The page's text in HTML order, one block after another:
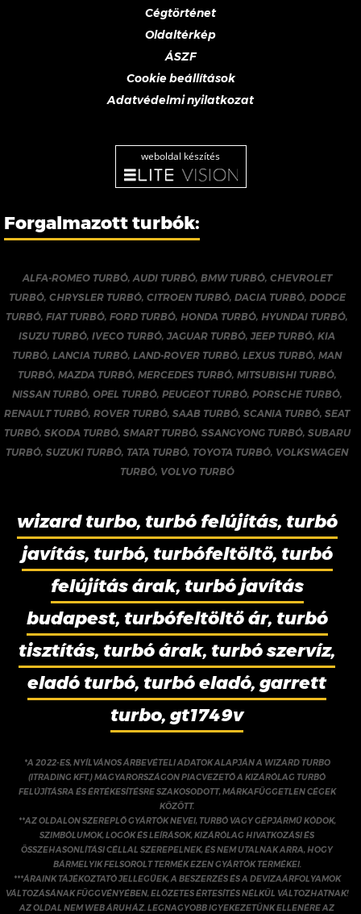
Cégtörténet
Oldaltérkép
ÁSZF
Cookie beállítások
Adatvédelmi nyilatkozat
weboldal készítés
Forgalmazott turbók:
ALFA-ROMEO TURBÓ,AUDI TURBÓ, BMW TURBÓ, CHEVROLET
TURBÓ, CHRYSLER TURBÓ, CITROEN TURBÓ, DACIA TURBÓ, DODGE
TURBÓ,FIAT TURBÓ,FORD TURBÓ, HONDA TURBÓ, HYUNDAI TURBÓ,
ISUZU TURBÓ,IVECO TURBÓ,JAGUAR TURBÓ,JEEP TURBÓ,KIA
TURBÓ,LANCIA TURBÓ,LAND-ROVER TURBÓ,LEXUS TURBÓ,MAN
TURBÓ, MAZDA TURBÓ, MERCEDES TURBÓ, MITSUBISHI TURBÓ,
NISSAN TURBÓ, OPEL TURBÓ, PEUGEOT TURBÓ, PORSCHE TURBÓ,
RENAULT TURBÓ,ROVER TURBÓ,SAAB TURBÓ,SCANIA TURBÓ,SEAT
TURBÓ, SKODA TURBÓ, SMART TURBÓ, SSANGYONG TURBÓ, SUBARU
TURBÓ,SUZUKI TURBÓ, TATA TURBÓ, TOYOTA TURBÓ, VOLKSWAGEN
TURBÓ, VOLVO TURBÓ
wizard turbo, turbó felújítás, turbó
javítás, turbó, turbófeltöltő, turbó
felújítás árak, turbó javítás
budapest, turbófeltöltő ár, turbó
tisztítás, turbó árak, turbó szervíz,
eladó turbó, turbó eladó, garrett
turbo, gt1749v
*A 2022-ES, NYÍLVÁNOS ÁRBEVÉTELI ADATOK ALAPJÁN A WIZARD TURBO
(ITRADING KFT.) MAGYARORSZÁGON PIACVEZETŐ A KIZÁRÓLAG TURBÓ
FELÚJÍTÁSRA ÉS ÉRTÉKESÍTÉSRE SZAKOSODOTT, MÁRKAFÜGGETLEN CÉGEK
KÖZÖTT.
**AZ OLDALON SZEREPLŐ GYÁRTÓK NEVEI, TURBÓ VAGY GÉPJÁRMŰ KÓDOK,
SZIMBÓLUMOK, LOGÓK ÉS LEÍRÁSOK, KIZÁRÓLAG HIVATKOZÁSI ÉS
ÖSSZEHASONLÍTÁSI CÉLLAL SZEREPELNEK, ÉS NEM UTALNAK ARRA, HOGY
BÁRMELYIK FELSOROLT TERMÉK EZEN GYÁRTÓK TERMÉKEI.
***ÁRAINK TÁJÉKOZTATÓ JELLEGŰEK, A BESZERZÉS ÉS A DEVIZAÁRFOLYAMOK
VÁLTOZÁSÁNAK FÜGGVÉNYÉBEN, ELŐZETES ÉRTESÍTÉS NÉLKÜL VÁLTOZHATNAK!
AZ OLDAL NEM WEB ÁRUHÁZ. LEGNAGYOBB IGYEKEZETÜNK ELLENÉRE AZ